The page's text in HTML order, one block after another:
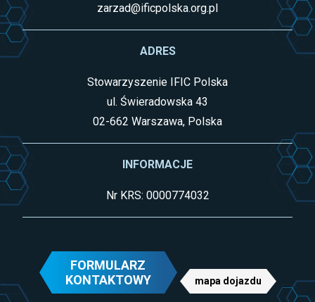
zarzad@ificpolska.org.pl
ADRES
Stowarzyszenie IFIC Polska
ul. Świeradowska 43
02-662 Warszawa, Polska
INFORMACJE
Nr KRS: 0000774032
FORMULARZ
KONTAKTOWY
mapa dojazdu